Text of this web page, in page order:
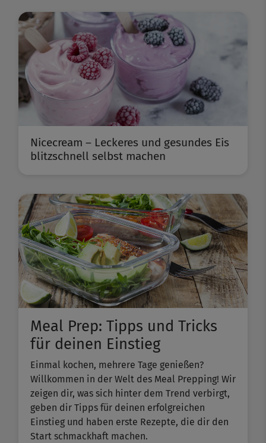
Nicecream – Leckeres und gesundes Eis
blitzschnell selbst machen
Meal Prep: Tipps und Tricks
für deinen Einstieg
Einmal kochen, mehrere Tage genießen?
Willkommen in der Welt des Meal Prepping! Wir
zeigen dir, was sich hinter dem Trend verbirgt,
geben dir Tipps für deinen erfolgreichen
Einstieg und haben erste Rezepte, die dir den
Start schmackhaft machen.